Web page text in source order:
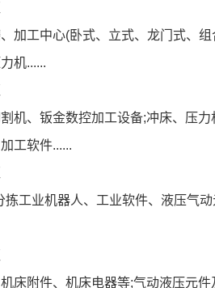
加工中心(卧式、立式、龙门式、
机......
机、钣金数控加工设备;冲床、压
工软件......
拣工业机器人、工业软件、液压气
床附件、机床电器等;气动液压元